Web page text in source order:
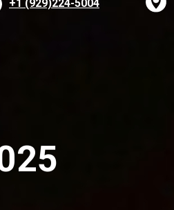
+1 (929)224-5004